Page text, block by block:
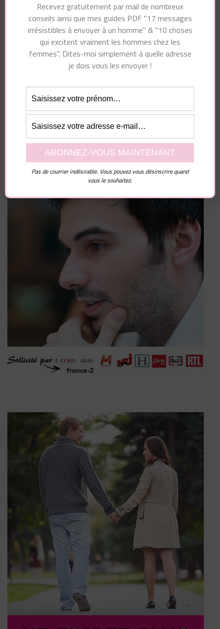
Enregistrer mon nom, mon e-mail et mon site dans
le navigateur pour mon prochain commentaire.
Recevez gratuitement par mail de nombreux
conseils ainsi que mes guides PDF "17 messages
irrésistibles à envoyer à un homme" & "10 choses
qui excitent vraiment les hommes chez les
femmes". Dites-moi simplement à quelle adresse
je dois vous les envoyer !
Pas de courrier indésirable. Vous pouvez vous désinscrire quand
vous le souhaitez.